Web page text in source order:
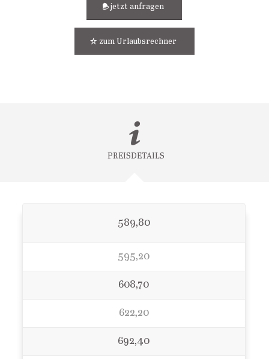
jetzt anfragen
zum Urlaubsrechner
PREISDETAILS
589,80
595,20
608,70
622,20
692,40